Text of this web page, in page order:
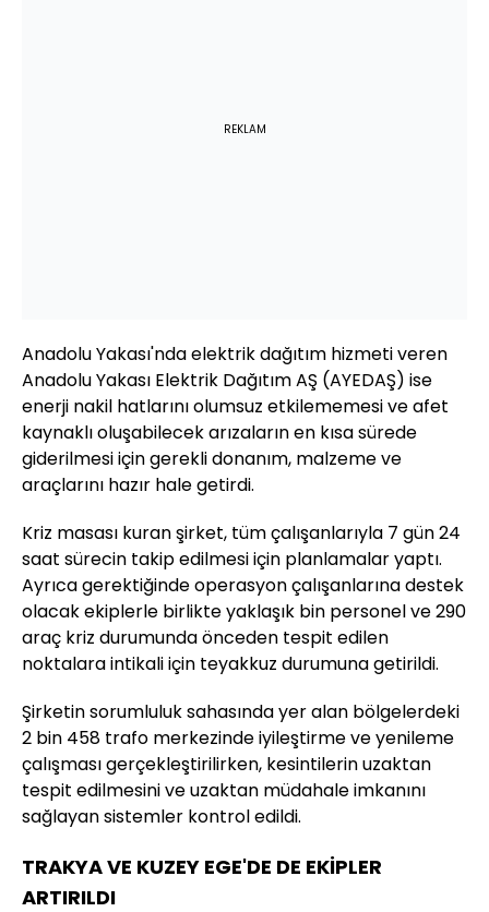
REKLAM
Anadolu Yakası'nda elektrik dağıtım hizmeti veren
Anadolu Yakası Elektrik Dağıtım AŞ (AYEDAŞ) ise
enerji nakil hatlarını olumsuz etkilememesi ve afet
kaynaklı oluşabilecek arızaların en kısa sürede
giderilmesi için gerekli donanım, malzeme ve
araçlarını hazır hale getirdi.
Kriz masası kuran şirket, tüm çalışanlarıyla 7 gün 24
saat sürecin takip edilmesi için planlamalar yaptı.
Ayrıca gerektiğinde operasyon çalışanlarına destek
olacak ekiplerle birlikte yaklaşık bin personel ve 290
araç kriz durumunda önceden tespit edilen
noktalara intikali için teyakkuz durumuna getirildi.
Şirketin sorumluluk sahasında yer alan bölgelerdeki
2 bin 458 trafo merkezinde iyileştirme ve yenileme
çalışması gerçekleştirilirken, kesintilerin uzaktan
tespit edilmesini ve uzaktan müdahale imkanını
sağlayan sistemler kontrol edildi.
TRAKYA VE KUZEY EGE'DE DE EKİPLER
ARTIRILDI